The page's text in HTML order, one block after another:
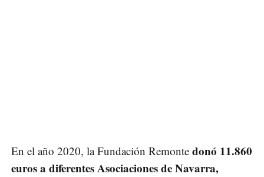
En el año 2020, la Fundación Remonte donó 11.860
euros a diferentes Asociaciones de Navarra,